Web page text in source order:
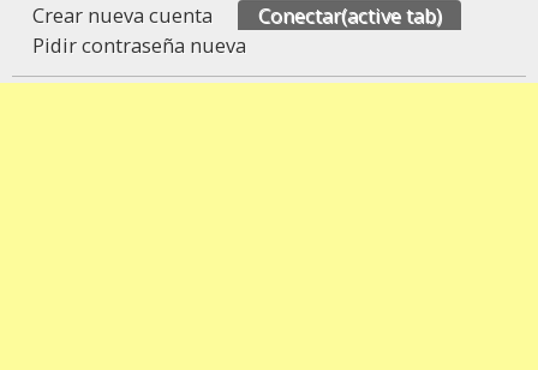
Crear nueva cuenta Conectar(active tab)
Pidir contraseña nueva